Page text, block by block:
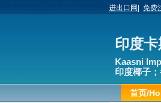
进出口网 免费
印度卡
Kaasni
印度椰子
首页/